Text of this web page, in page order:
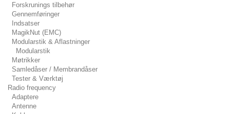
Forskrunings tilbehør
Gennemføringer
Indsatser
MagikNut (EMC)
Modularstik & Aflastninger
Modularstik
Møtrikker
Samledåser / Membrandåser
Tester & Værktøj
Radio frequency
Adaptere
Antenne